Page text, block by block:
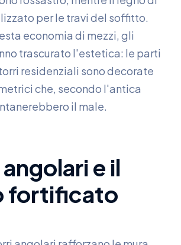
per le travi del soffitto.
economia di mezzi, gli
trascurato l'estetica: le parti
residenziali sono decorate
che, secondo l'antica
il male.
e il
fortificato